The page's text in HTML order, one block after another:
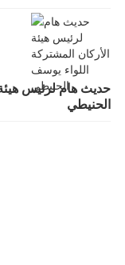
حديث هام لرئيس
الحنيطي